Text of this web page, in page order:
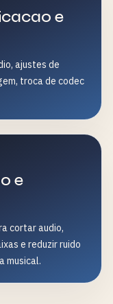
e
ajustes de
troca de codec
e
cortar audio,
e reduzir ruido
musical.